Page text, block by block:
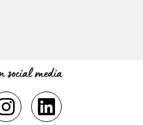
social media